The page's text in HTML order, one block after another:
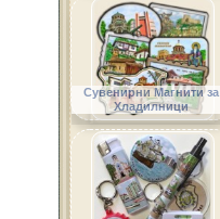
Сувенирни Магнити за
Хладилници